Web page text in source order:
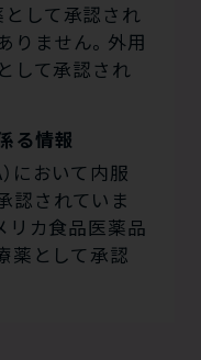
として承認され
りません。外用
して承認され
る情報
において内服
認されていま
リカ食品医薬品
薬として承認